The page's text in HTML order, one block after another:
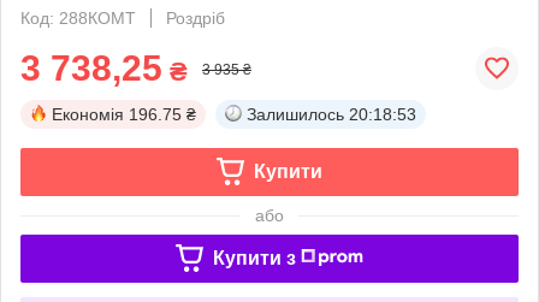
Код: 288КОМТ
Роздріб
3 738,25 ₴ 3 935 ₴
Економія 196.75 ₴ Залишилось 20:18:52
Купити
або
Купити з